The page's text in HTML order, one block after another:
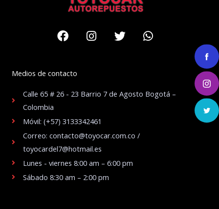
FacebookInstagram
TwitterWhatsapp
Medios de contacto
Calle 65 # 26 - 23 Barrio 7 de Agosto Bogotá –
Colombia
Móvil: (+57) 3133342461
Correo: contacto@toyocar.com.co /
toyocardel7@hotmail.es
Lunes - viernes 8:00 am – 6:00 pm
Sábado 8:30 am – 2:00 pm